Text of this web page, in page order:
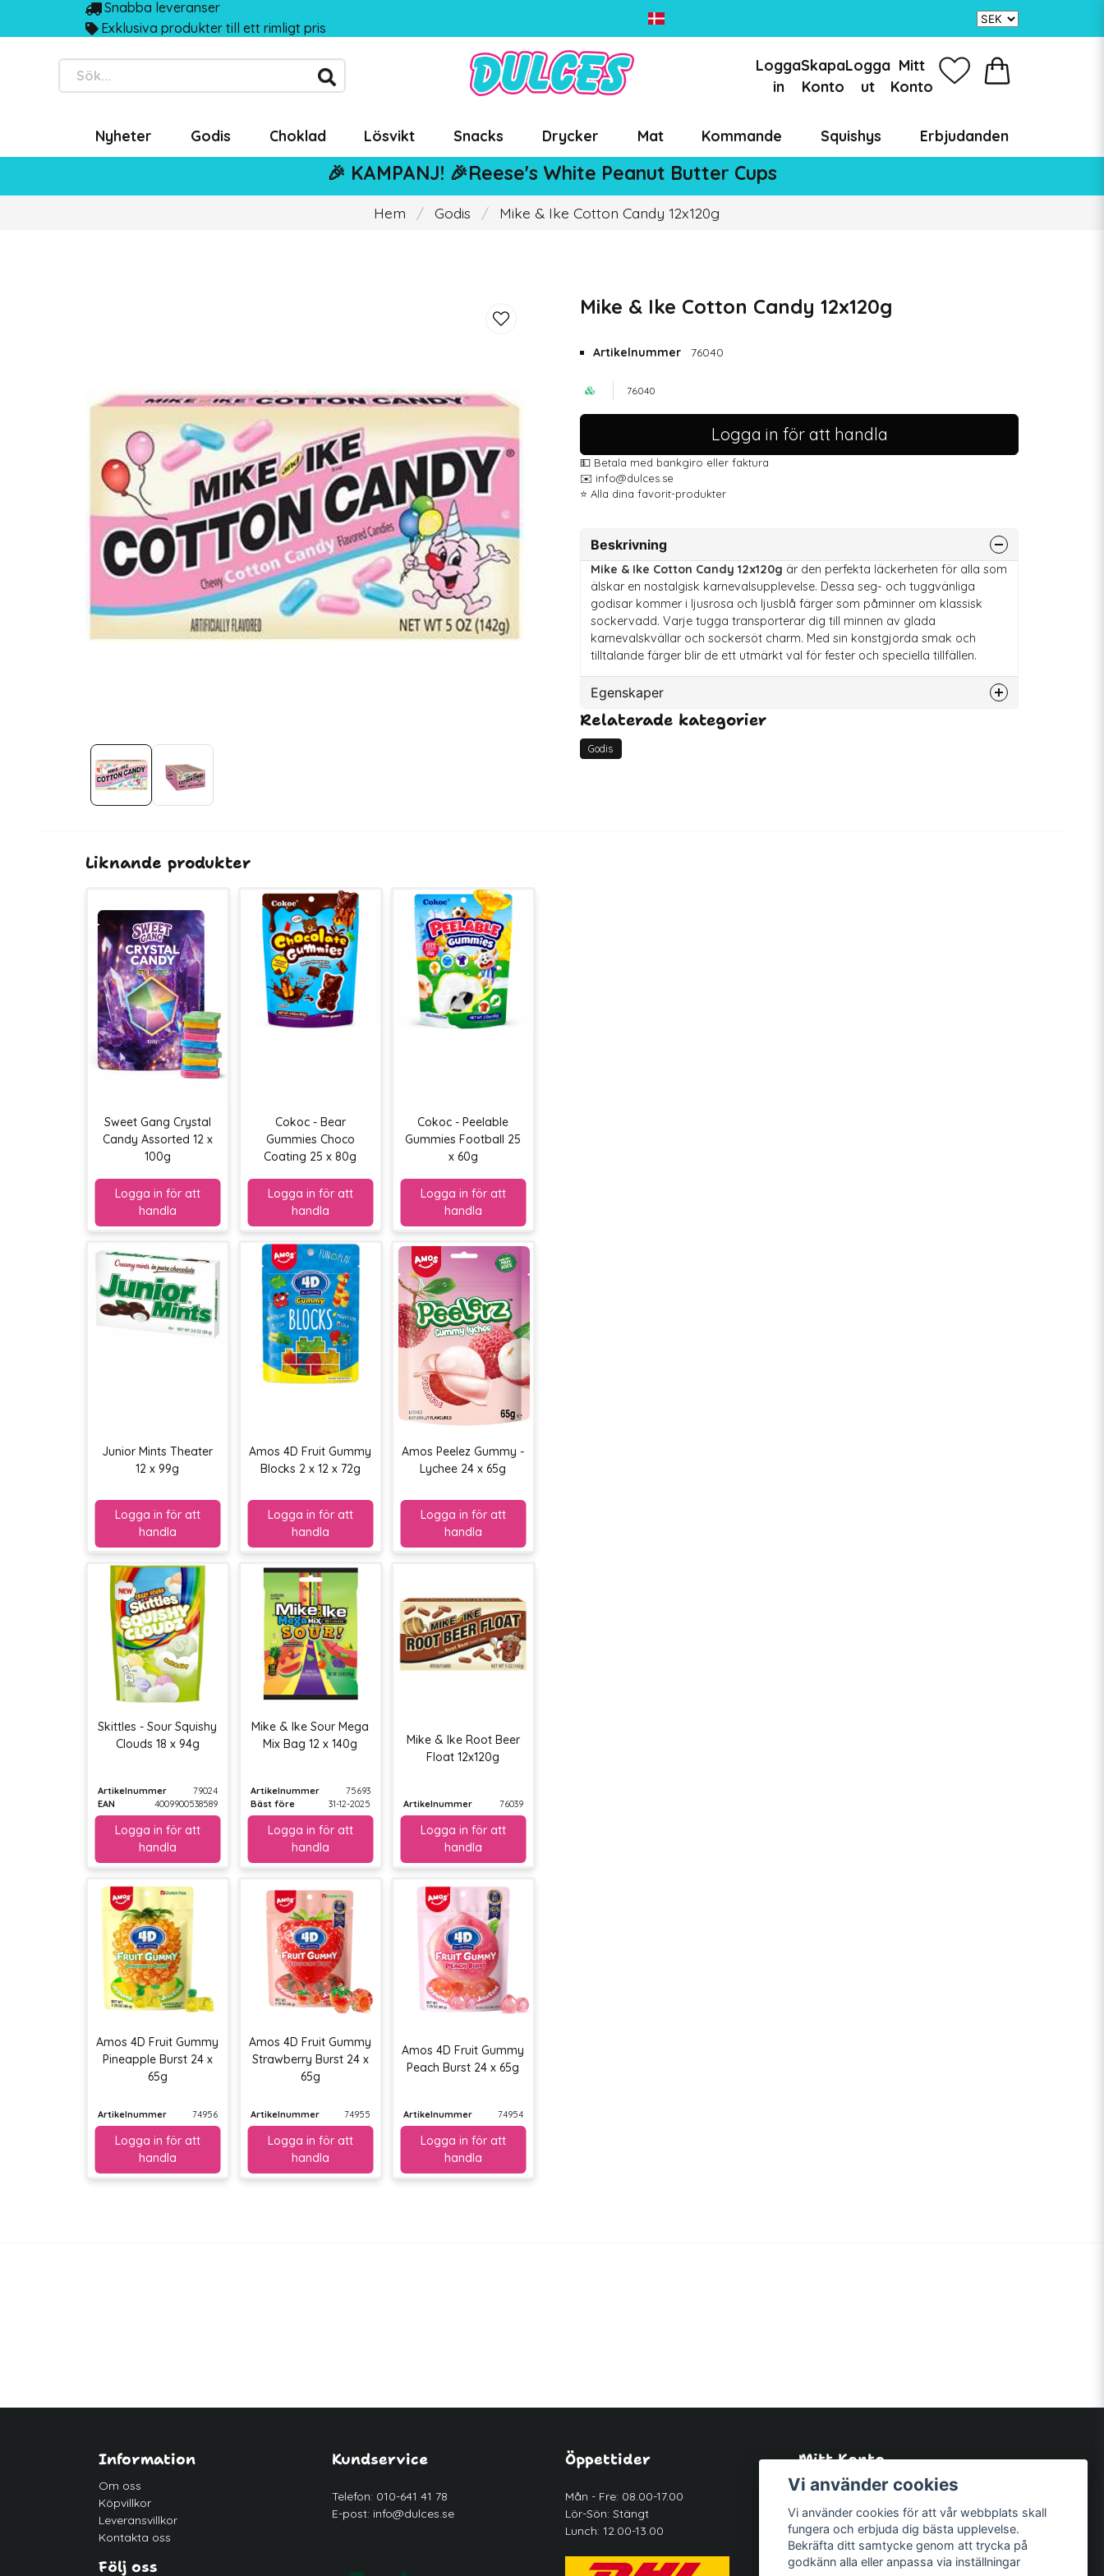
Snabba leveranser
Exklusiva produkter till ett rimligt pris
Sök...
Logga
in
Skapa
Konto
Logga
ut
Mitt
Konto
Nyheter Godis Choklad Lösvikt Snacks Drycker Mat Kommande Squishys Erbjudanden
🎉 KAMPANJ! 🎉Reese's White Peanut Butter Cups
Hem Godis Mike & Ike Cotton Candy 12x120g
Mike & Ike Cotton Candy 12x120g
Artikelnummer 76040
76040
Logga in för att handla
💵 Betala med bankgiro eller faktura
✉️ info@dulces.se
⭐️ Alla dina favorit-produkter
Beskrivning
Mike & Ike Cotton Candy 12x120g är den perfekta läckerheten för alla som
älskar en nostalgisk karnevalsupplevelse. Dessa seg- och tuggvänliga
godisar kommer i ljusrosa och ljusblå färger som påminner om klassisk
sockervadd. Varje tugga transporterar dig till minnen av glada
karnevalskvällar och sockersöt charm. Med sin konstgjorda smak och
tilltalande färger blir de ett utmärkt val för fester och speciella tillfällen.
Egenskaper
Artikelnummer
Relaterade kategorier
Godis
Liknande produkter
Sweet Gang Crystal
Candy Assorted 12 x
100g
Cokoc - Bear
Gummies Choco
Coating 25 x 80g
Cokoc - Peelable
Gummies Football 25
x 60g
Junior Mints Theater
12 x 99g
Amos 4D Fruit Gummy
Blocks 2 x 12 x 72g
Amos Peelez Gummy -
Lychee 24 x 65g
Skittles - Sour Squishy
Clouds 18 x 94g
Artikelnummer
79024
EAN
4009900538589
Mike & Ike Sour Mega
Mix Bag 12 x 140g
Artikelnummer
75693
Bäst före
31-12-2025
Mike & Ike Root Beer
Float 12x120g
Artikelnummer 76039
Amos 4D Fruit Gummy
Pineapple Burst 24 x
65g
Artikelnummer 74956
Amos 4D Fruit Gummy
Strawberry Burst 24 x
65g
Artikelnummer 74955
Amos 4D Fruit Gummy
Peach Burst 24 x 65g
Artikelnummer 74954
Information
Om oss
Köpvillkor
Leveransvillkor
Kontakta oss
Kundservice
Telefon: 010-641 41 78
E-post: info@dulces.se
Öppettider
Mån - Fre: 08.00-17.00
Lör-Sön: Stängt
Lunch: 12.00-13.00
Mitt Konto
Logga in
Registrera dig
Glömt lösenord?
Följ oss
Vi använder cookies
Vi använder cookies för att vår webbplats skall
fungera och erbjuda dig bästa upplevelse.
Bekräfta ditt samtycke genom att trycka på
godkänn alla eller anpassa via inställningar